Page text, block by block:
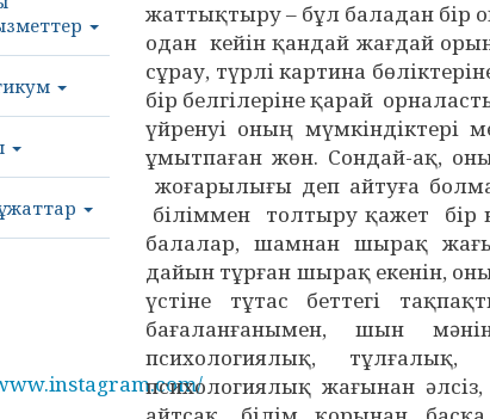
жаттықтыру – бұл баладан бір
одан кейін қандай жағдай
сұрау, түрлі картина
бір белгілеріне қарай
үйренуі оның мүмкіндіктері
ұмытпаған жөн. Сондай-ақ,
жоғарылығы деп айтуға
біліммен толтыру қажет
балалар, шамнан шырақ
дайын тұрған шырақ екенін,
үстіне тұтас беттегі
бағаланғанымен, шын
психологиялық, тұлғалық,
психологиялық жағынан